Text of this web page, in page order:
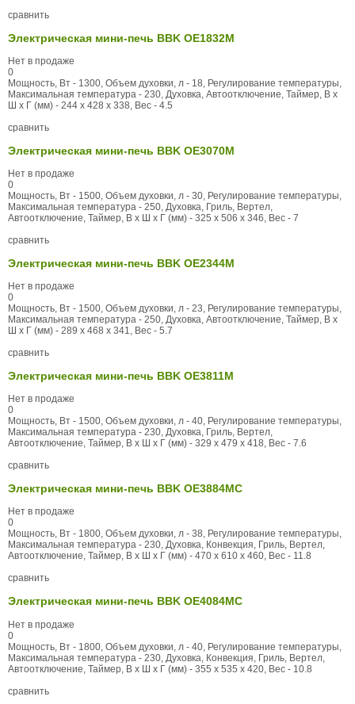
сравнить
Электрическая мини-печь BBK OE1832M
Нет в продаже
0
Мощность, Вт - 1300, Объем духовки, л - 18, Регулирование температуры,
Максимальная температура - 230, Духовка, Автоотключение, Таймер, В x
Ш x Г (мм) - 244 x 428 x 338, Вес - 4.5
сравнить
Электрическая мини-печь BBK OE3070M
Нет в продаже
0
Мощность, Вт - 1500, Объем духовки, л - 30, Регулирование температуры,
Максимальная температура - 250, Духовка, Гриль, Вертел,
Автоотключение, Таймер, В x Ш x Г (мм) - 325 x 506 x 346, Вес - 7
сравнить
Электрическая мини-печь BBK OE2344M
Нет в продаже
0
Мощность, Вт - 1500, Объем духовки, л - 23, Регулирование температуры,
Максимальная температура - 250, Духовка, Автоотключение, Таймер, В x
Ш x Г (мм) - 289 x 468 x 341, Вес - 5.7
сравнить
Электрическая мини-печь BBK OE3811M
Нет в продаже
0
Мощность, Вт - 1500, Объем духовки, л - 40, Регулирование температуры,
Максимальная температура - 230, Духовка, Гриль, Вертел,
Автоотключение, Таймер, В x Ш x Г (мм) - 329 x 479 x 418, Вес - 7.6
сравнить
Электрическая мини-печь BBK OE3884MC
Нет в продаже
0
Мощность, Вт - 1800, Объем духовки, л - 38, Регулирование температуры,
Максимальная температура - 230, Духовка, Конвекция, Гриль, Вертел,
Автоотключение, Таймер, В x Ш x Г (мм) - 470 x 610 x 460, Вес - 11.8
сравнить
Электрическая мини-печь BBK OE4084MC
Нет в продаже
0
Мощность, Вт - 1800, Объем духовки, л - 40, Регулирование температуры,
Максимальная температура - 230, Духовка, Конвекция, Гриль, Вертел,
Автоотключение, Таймер, В x Ш x Г (мм) - 355 x 535 x 420, Вес - 10.8
сравнить